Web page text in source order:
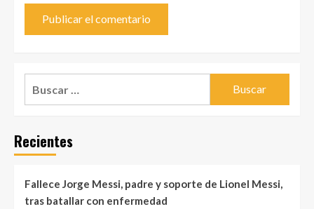
Recientes
Fallece Jorge Messi, padre y soporte de Lionel Messi,
tras batallar con enfermedad